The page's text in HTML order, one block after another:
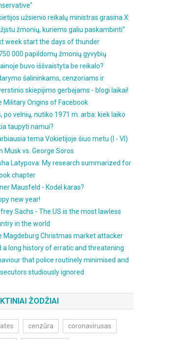
užsienio reikalų ministras grasina X:
žmonių, kuriems galiu paskambinti“
week start the days of thunder
000 papildomų žmonių gyvybių
buvo iššvaistyta be reikalo?
šalininkams, cenzoriams ir
skiepijimo gerbėjams - blogi laikai!
Military Origins of Facebook
po velnių, nutiko 1971 m. arba: kiek laiko
taupyti namui?
tema Vokietijoje šiuo metu (I - VI)
Musk vs. George Soros
Latypova: My research summarized for
chapter
Mausfeld - Kodėl karas?
new year!
Sachs - The US is the most lawless
in the world
Magdeburg Christmas market attacker
a long history of erratic and threatening
that police routinely minimised and
studiously ignored
ŽODŽIAI
cenzūra coronavirusas